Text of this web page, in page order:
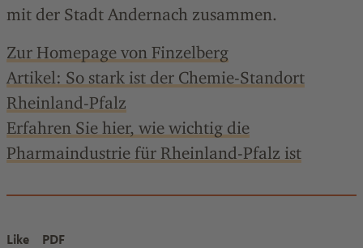
mit der Stadt Andernach zusammen.
Zur Homepage von Finzelberg
Artikel: So stark ist der Chemie-Standort
Rheinland-Pfalz
Erfahren Sie hier, wie wichtig die
Pharmaindustrie für Rheinland-Pfalz ist
Like PDF